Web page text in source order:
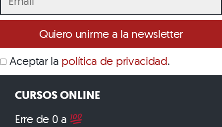
Aceptar la política de privacidad.
CURSOS ONLINE
Erre de 0 a